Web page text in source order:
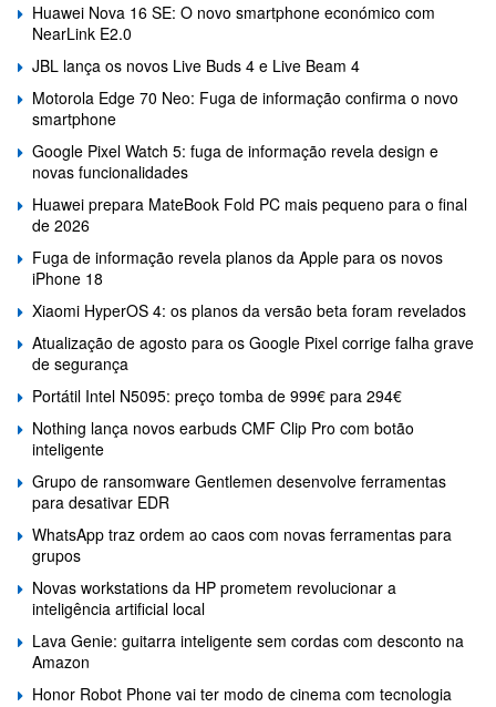
Huawei Nova 16 SE: O novo smartphone económico com
NearLink E2.0
JBL lança os novos Live Buds 4 e Live Beam 4
Motorola Edge 70 Neo: Fuga de informação confirma o novo
smartphone
Google Pixel Watch 5: fuga de informação revela design e
novas funcionalidades
Huawei prepara MateBook Fold PC mais pequeno para o final
de 2026
Fuga de informação revela planos da Apple para os novos
iPhone 18
Xiaomi HyperOS 4: os planos da versão beta foram revelados
Atualização de agosto para os Google Pixel corrige falha grave
de segurança
Portátil Intel N5095: preço tomba de 999€ para 294€
Nothing lança novos earbuds CMF Clip Pro com botão
inteligente
Grupo de ransomware Gentlemen desenvolve ferramentas
para desativar EDR
WhatsApp traz ordem ao caos com novas ferramentas para
grupos
Novas workstations da HP prometem revolucionar a
inteligência artificial local
Lava Genie: guitarra inteligente sem cordas com desconto na
Amazon
Honor Robot Phone vai ter modo de cinema com tecnologia